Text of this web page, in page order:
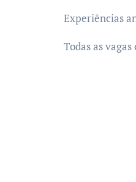
Experiências
Todas as